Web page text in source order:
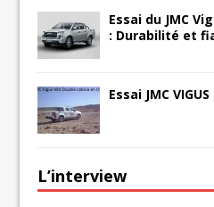
Essai du JMC
: Durabilité et
Essai JMC
L’interview